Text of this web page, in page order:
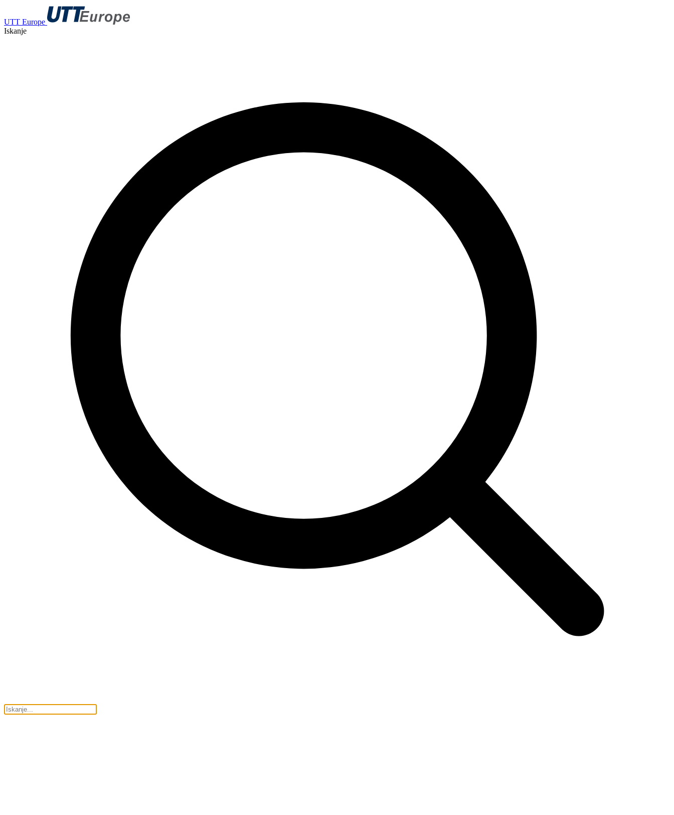
UTT Europe
Iskanje